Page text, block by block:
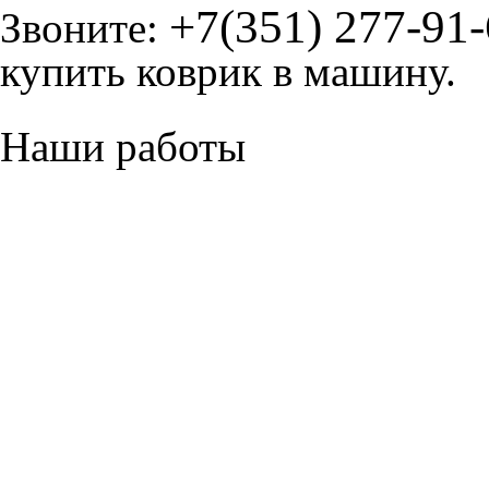
Звоните: +7(351) 277-
купить коврик в машину.
Наши работы